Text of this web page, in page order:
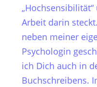
Arbeit darin
neben meiner
Psychologin
ich Dich auch in
Buchschreibens.